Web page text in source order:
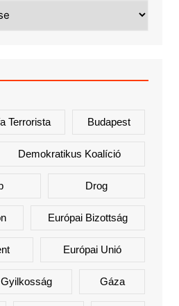
Terrorista Budapest
Demokratikus Koalíció
Drog
Európai Bizottság
Európai Unió
Gyilkosság Gáza